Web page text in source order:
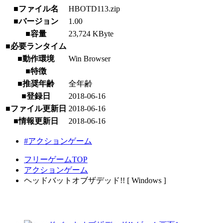
■ファイル名
HBOTD113.zip
■バージョン
1.00
■容量
23,724 KByte
■必要ランタイム
■動作環境
Win Browser
■特徴
■推奨年齢
全年齢
■登録日
2018-06-16
■ファイル更新日 2018-06-16
■情報更新日
2018-06-16
#アクションゲーム
フリーゲームTOP
アクションゲーム
ヘッドバットオブザデッド!! [ Windows ]